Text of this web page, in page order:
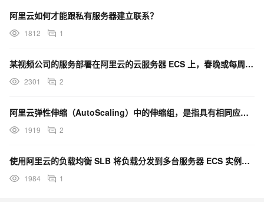
阿里云如何才能跟私有服务器建立联系？
1812 1
某视频公司的服务部署在阿里云的云服务器 ECS 上，春晚或每周五热门节目来临时，如临大敌，又不想长期
2301 2
阿里云弹性伸缩（AutoScaling）中的伸缩组，是指具有相同应用场景的 ECS 实例集合。当用户
1919 2
使用阿里云的负载均衡 SLB 将负载分发到多台服务器 ECS 实例上去的时候，哪些工具即可获得发起请
1984 1